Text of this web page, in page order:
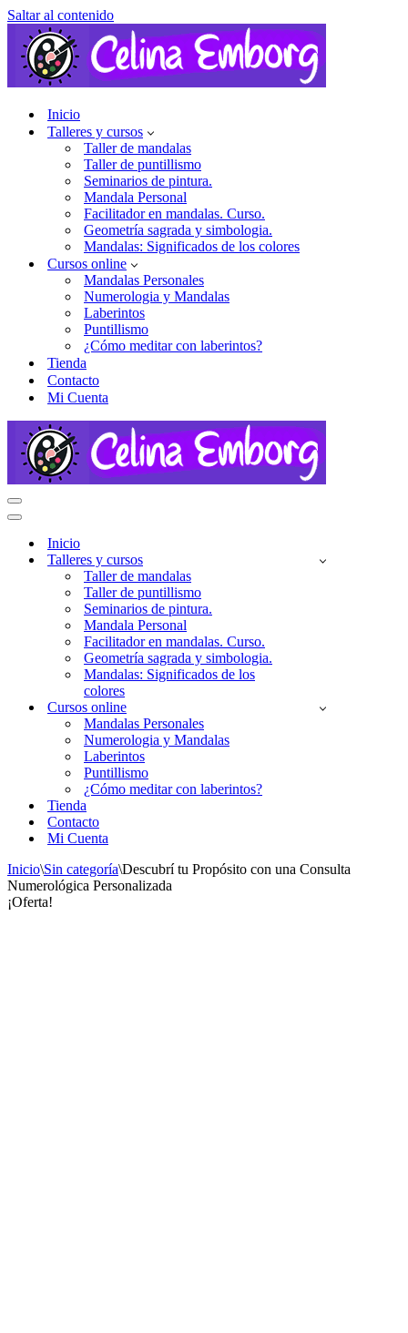
Saltar al contenido
Inicio
Talleres y cursos
Taller de mandalas
Taller de puntillismo
Seminarios de pintura.
Mandala Personal
Facilitador en mandalas. Curso.
Geometría sagrada y simbologia.
Mandalas: Significados de los colores
Cursos online
Mandalas Personales
Numerologia y Mandalas
Laberintos
Puntillismo
¿Cómo meditar con laberintos?
Tienda
Contacto
Mi Cuenta
Menú
de
Menú
navegación
Inicio
Talleres y cursos
Taller de mandalas
Taller de puntillismo
Seminarios de pintura.
Mandala Personal
Facilitador en mandalas. Curso.
Geometría sagrada y simbologia.
Mandalas: Significados de los
colores
Cursos online
Mandalas Personales
Numerologia y Mandalas
Laberintos
Puntillismo
¿Cómo meditar con laberintos?
Tienda
Contacto
Mi Cuenta
Inicio\Sin categoría\Descubrí tu Propósito con una Consulta
Numerológica Personalizada
¡Oferta!